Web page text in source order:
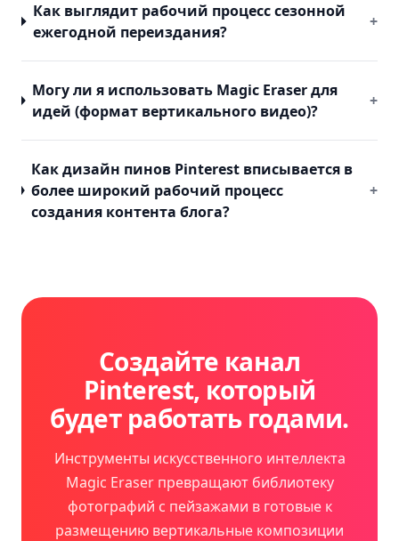
Как выглядит рабочий процесс сезонной
ежегодной переиздания?
+
Могу ли я использовать Magic Eraser для
идей (формат вертикального видео)?
+
Как дизайн пинов Pinterest вписывается в
более широкий рабочий процесс
создания контента блога?
+
Создайте канал
Pinterest, который
будет работать годами.
Инструменты искусственного интеллекта
Magic Eraser превращают библиотеку
фотографий с пейзажами в готовые к
размещению вертикальные композиции